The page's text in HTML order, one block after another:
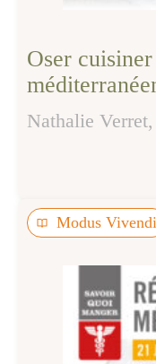
Oser
Nathalie
Modus Vivendi